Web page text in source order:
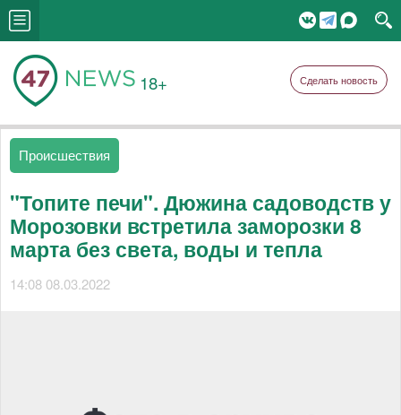
18+ Сделать новость
Происшествия
"Топите печи". Дюжина садоводств у
Морозовки встретила заморозки 8
марта без света, воды и тепла
14:08 08.03.2022